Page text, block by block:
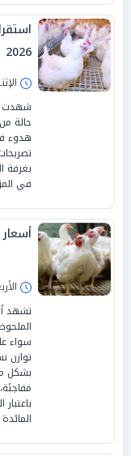
2026
الإثنين 05/
حالة
هدوء
بغرفة
في
أسعار
الأربعاء 31/
تشهد
سواء
توازن
بشكل